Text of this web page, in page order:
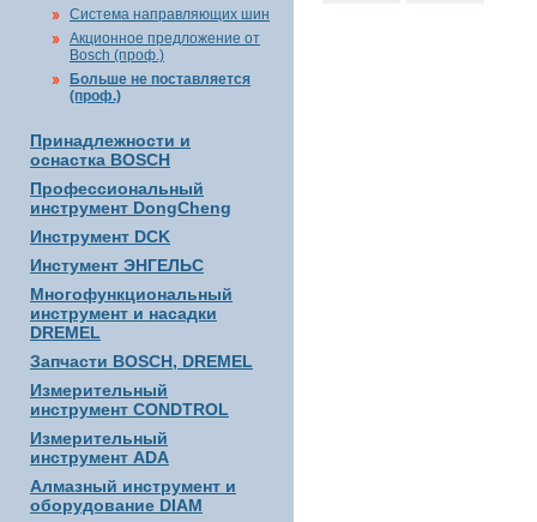
Система направляющих шин
Акционное предложение от
Bosch (проф.)
Больше не поставляется
(проф.)
Принадлежности и
оснастка BOSCH
Профессиональный
инструмент DongCheng
Инструмент DCK
Инстумент ЭНГЕЛЬС
Многофункциональный
инструмент и насадки
DREMEL
Запчасти BOSCH, DREMEL
Измерительный
инструмент CONDTROL
Измерительный
инструмент ADA
Алмазный инструмент и
оборудование DIAM